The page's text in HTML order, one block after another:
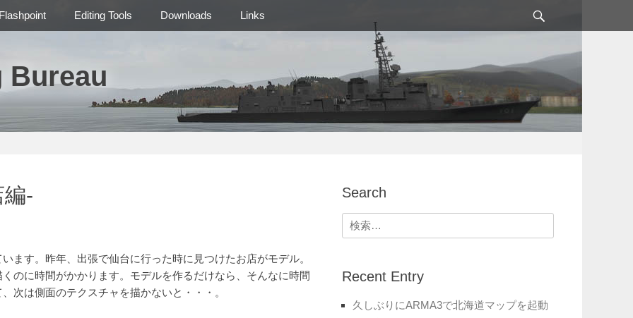
Bureau
Editing Tools Downloads Links
-
ます。昨年、出張で仙台に行った時に見つけたお店がモデル。
のに時間がかかります。モデルを作るだけなら、そんなに時間
次は側面のテクスチャを描かないと・・・。
Search
検
索:
Recent Entry
久しぶりにARMA3で北海道マップを起動